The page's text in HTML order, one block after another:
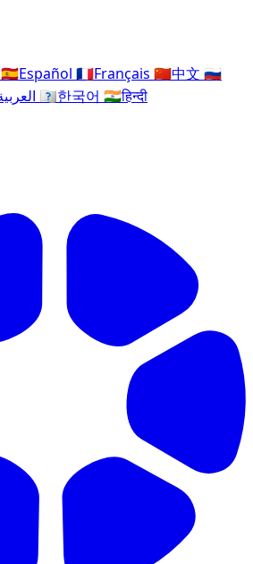
🇪🇸Español 🇫🇷Français 🇨🇳中文 🇷🇺
🇰🇷한국어 🇮🇳हिन्दी